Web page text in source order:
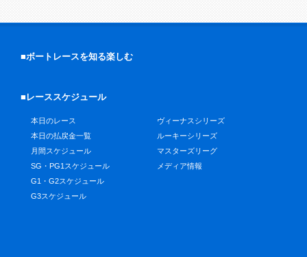
■ボートレースを知る楽しむ
■レーススケジュール
本日のレース
本日の払戻金一覧
月間スケジュール
SG・PG1スケジュール
G1・G2スケジュール
G3スケジュール
ヴィーナスシリーズ
ルーキーシリーズ
マスターズリーグ
メディア情報